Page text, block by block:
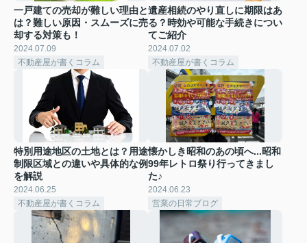
一戸建ての売却が難しい理由と
は？難しい原因・スムーズに売
却する対策も！
2024.07.09
不動産屋が書くコラム
遺産相続のやり直しに期限はあ
る？時効や可能な手続きについ
てご紹介
2024.07.02
不動産屋が書くコラム
特別用途地区の土地とは？用途
制限区域との違いや具体的な例
を解説
2024.06.25
不動産屋が書くコラム
懐かしき昭和のあの頃へ...昭和
99年レトロ祭り行ってきまし
た♪
2024.06.23
営業の日常ブログ